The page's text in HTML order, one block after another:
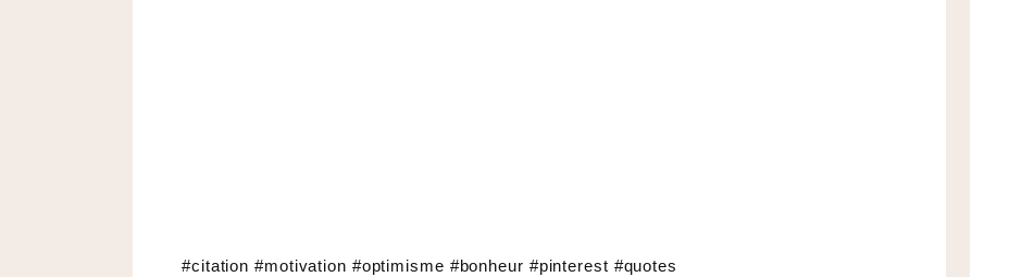
#citation #motivation #optimisme #bonheur #pinterest #quotes